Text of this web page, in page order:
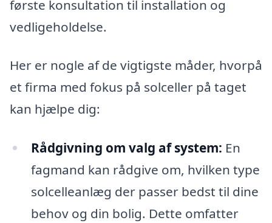
første konsultation til installation og
vedligeholdelse.
Her er nogle af de vigtigste måder, hvorpå
et firma med fokus på solceller på taget
kan hjælpe dig:
Rådgivning om valg af system: En
fagmand kan rådgive om, hvilken type
solcelleanlæg der passer bedst til dine
behov og din bolig. Dette omfatter